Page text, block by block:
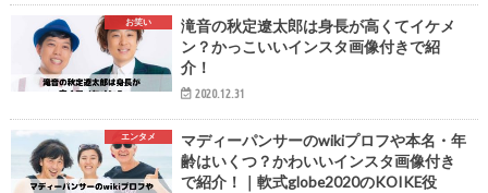
お笑い
滝音の秋定遼太郎は身長が高くてイケメ
ン？かっこいいインスタ画像付きで紹
介！
2020.12.31
エンタメ
マディーパンサーのwikiプロフや本名・年
齢はいくつ？かわいいインスタ画像付き
で紹介！｜軟式globe2020のKOIKE役